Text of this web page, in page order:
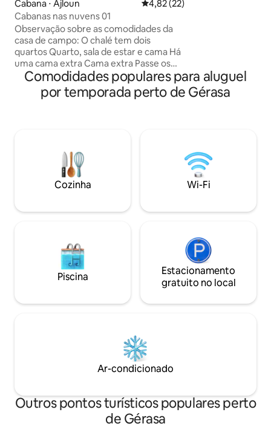
Cabana ⋅ Ajloun 4,82 de uma avaliação média
4,82 (22)
Cabanas nas nuvens 01
Observação sobre as comodidades da
casa de campo: O chalé tem dois
quartos Quarto, sala de estar e cama Há
uma cama extra Cama extra Passe os
momentos mais bonitos com aqueles
que você ama em uma atmosfera
encantadora e bonita no meio da
alta privacidade, limpeza e esterilização
do meu dia. Aproveite os momentos
mais bonitos nas cabanas nas nuvens e
crie as mais belas lembranças ❤️ Álcool é
Comodidades populares para aluguel
por temporada perto de Gérasa
Cozinha Wi-Fi
Piscina
Estacionamento
gratuito no local
Ar-condicionado
Outros pontos turísticos populares perto
de Gérasa